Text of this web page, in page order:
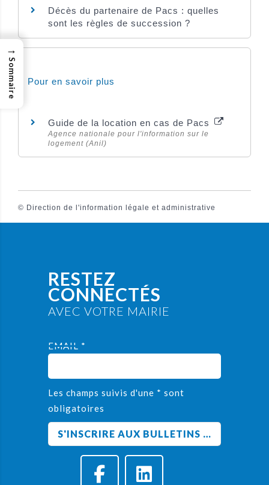
Décès du partenaire de Pacs : quelles
sont les règles de succession ?
Pour en savoir plus
Guide de la location en cas de Pacs
Agence nationale pour l'information sur le
logement (Anil)
© Direction de l'information légale et administrative
RESTEZ
CONNECTÉS
AVEC VOTRE MAIRIE
EMAIL *
Les champs suivis d'une * sont
obligatoires
→
Sommaire